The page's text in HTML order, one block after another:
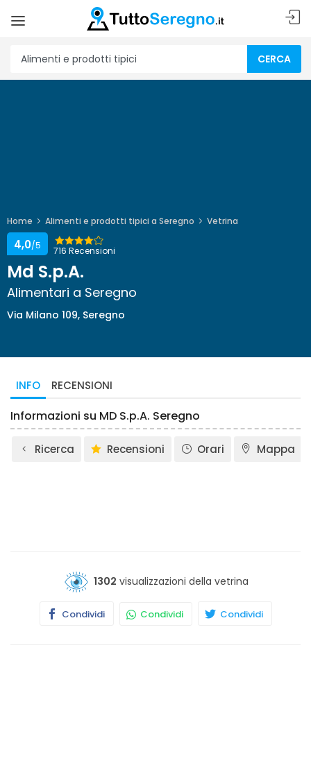
CERCA
Home Alimenti e prodotti tipici a Seregno Vetrina
716 Recensioni
4,0/5
Md S.p.A.
Alimentari a Seregno
Via Milano 109, Seregno
INFO RECENSIONI
Informazioni su MD S.p.A. Seregno
Ricerca Recensioni Orari Mappa
1302 visualizzazioni della vetrina
Condividi Condividi Condividi